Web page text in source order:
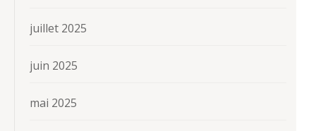
juillet 2025
juin 2025
mai 2025